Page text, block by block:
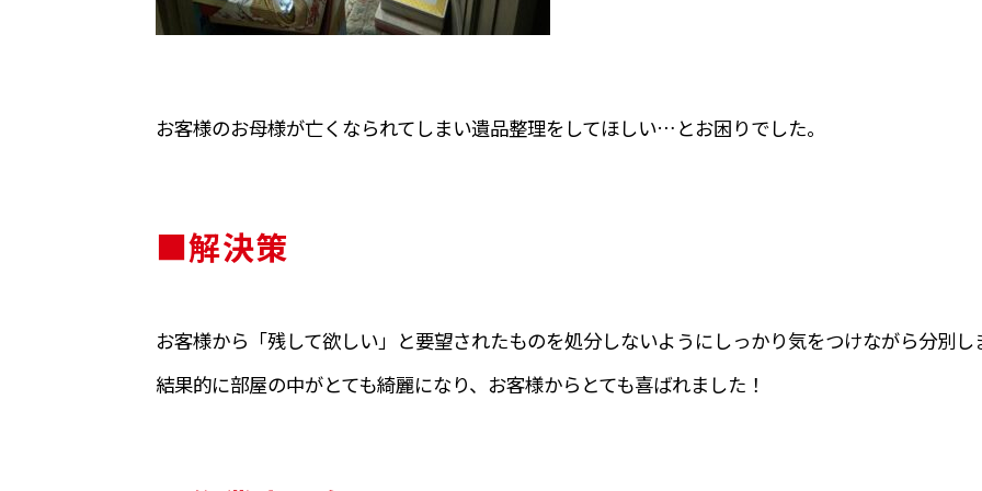
お客様のお母様が亡くなられてしまい遺品整理をしてほしい…とお困りでした。
■解決策
お客様から「残して欲しい」と要望されたものを処分しないようにしっかり気をつけながら分別し
結果的に部屋の中がとても綺麗になり、お客様からとても喜ばれました！